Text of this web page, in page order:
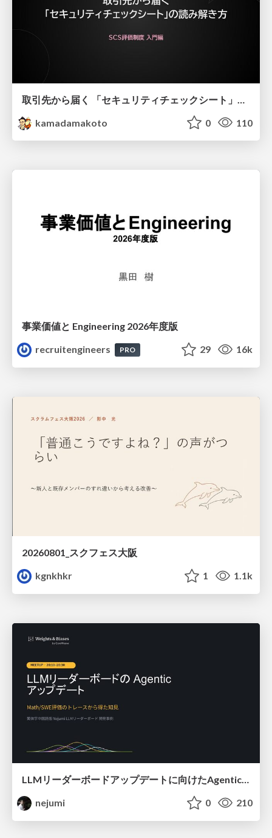
kamadamakoto
0 110
事業価値と Engineering 2026年度版
recruitengineers
PRO 29 16k
20260801_スクフェス大阪
kgnkhkr
1 1.1k
nejumi
0 210